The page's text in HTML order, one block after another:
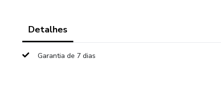
Detalhes
Garantia de 7 dias